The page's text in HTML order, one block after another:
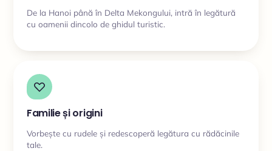
De la Hanoi până în Delta Mekongului, intră în legătură
cu oamenii dincolo de ghidul turistic.
Familie și origini
Vorbește cu rudele și redescoperă legătura cu rădăcinile
tale.